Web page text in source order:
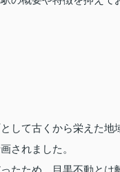
して古くから栄えた地
されました。
たため、目黒不動とは